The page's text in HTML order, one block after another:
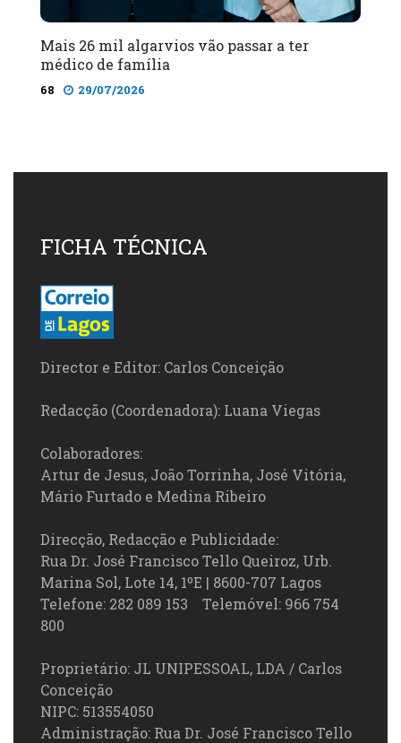
Mais 26 mil algarvios vão passar a ter
médico de família
68 29/07/2026
FICHA TÉCNICA
Director e Editor: Carlos Conceição
Redacção (Coordenadora): Luana Viegas
Colaboradores:
Artur de Jesus, João Torrinha, José Vitória,
Mário Furtado e Medina Ribeiro
Direcção, Redacção e Publicidade:
Rua Dr. José Francisco Tello Queiroz, Urb.
Marina Sol, Lote 14, 1ºE | 8600-707 Lagos
Telefone: 282 089 153 Telemóvel: 966 754
800
Proprietário: JL UNIPESSOAL, LDA / Carlos
Conceição
NIPC: 513554050
Administração: Rua Dr. José Francisco Tello